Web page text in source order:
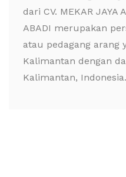
dari CV. MEKAR JAYA
ABADI merupakan
atau pedagang arang
Kalimantan dengan
Kalimantan,